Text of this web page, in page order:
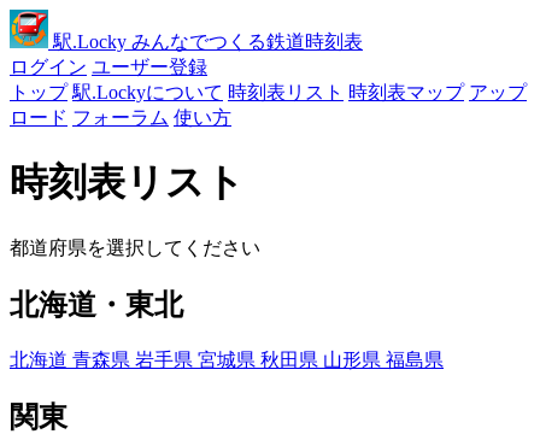
駅.Locky みんなでつくる鉄道時刻表
ログイン ユーザー登録
トップ 駅.Lockyについて 時刻表リスト 時刻表マップ アップ
ロード フォーラム 使い方
時刻表リスト
都道府県を選択してください
北海道・東北
北海道 青森県 岩手県 宮城県 秋田県 山形県 福島県
関東